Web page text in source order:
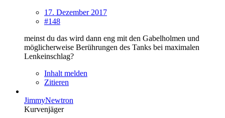
17. Dezember 2017
#148
meinst du das wird dann eng mit den Gabelholmen und
möglicherweise Berührungen des Tanks bei maximalen
Lenkeinschlag?
Inhalt melden
Zitieren
JimmyNewtron
Kurvenjäger